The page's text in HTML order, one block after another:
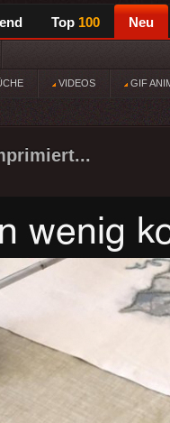
Top 100 Neu
VIDEOS GIF